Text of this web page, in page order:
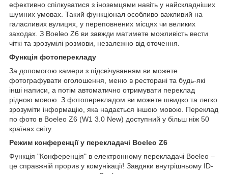
ефективно спілкуватися з іноземцями навіть у найскладніших
шумних умовах. Такий функціонал особливо важливий на
галасливих вулицях, у переповнених місцях чи великих
заходах. З Boeleo Z6 ви завжди матимете можливість вести
чіткі та зрозумілі розмови, незалежно від оточення.
Функція фотоперекладу
За допомогою камери з підсвічуванням ви можете
фотографувати оголошення, меню в ресторані та будь-які
інші написи, а потім автоматично отримувати переклад
рідною мовою. З фотоперекладом ви можете швидко та легко
зрозуміти інформацію, яка надається іншою мовою. Переклад
по фото в Boeleo Z6 (W1 3.0 New) доступний у більш ніж 50
країнах світу.
Режим конференції у перекладачі Boeleo Z6
Функція "Конференція" в електронному перекладачі Boeleo –
це справжній прорив у комунікації! Завдяки внутрішньому ID-